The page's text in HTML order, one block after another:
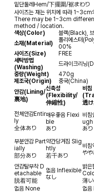
밑단둘레Hem/下擺圍/裾まわり
사이즈는 재는 위치에 따라 1~3cm
There may be 1~3cm
method / location.
색상(Color)
블랙(Black),
소재(Material)
폴리에스터
00%
사이즈(Size)
FREE
세탁방법
(Washing)
드라이크리닝
중량(Weight)
470g
제조국(Origin)
중국(China)
안감(Lining/
裏地)
신축성
(Flexibility/
伸縮性)
비침
透
전체안감Entir
ly
全体あり
매우좋음 Flexi
ble
あり
비침
ugh
あり
부분안감 Part
ially
部分あり
약간당겨짐 Slig
htly
若干あり
비침
やや
안감탈부착 D
etachable
脱着可能
없음 Inflexible
なし
밝은
薄
없음 None
없음